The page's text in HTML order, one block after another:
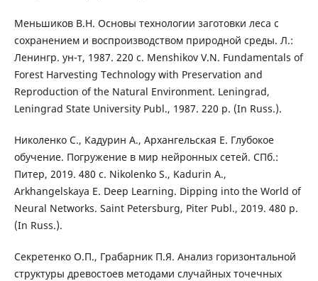
Меньшиков В.Н. Основы технологии заготовки леса с
сохранением и воспроизводством природной среды. Л.:
Ленингр. ун-т, 1987. 220 с. Menshikov V.N. Fundamentals of
Forest Harvesting Technology with Preservation and
Reproduction of the Natural Environment. Leningrad,
Leningrad State University Publ., 1987. 220 p. (In Russ.).
Николенко С., Кадурин А., Архангельская Е. Глубокое
обучение. Погружение в мир нейронных сетей. СПб.:
Питер, 2019. 480 с. Nikolenko S., Kadurin A.,
Arkhangelskaya E. Deep Learning. Dipping into the World of
Neural Networks. Saint Petersburg, Piter Publ., 2019. 480 p.
(In Russ.).
Секретенко О.П., Грабарник П.Я. Анализ горизонтальной
структуры древостоев методами случайных точечных